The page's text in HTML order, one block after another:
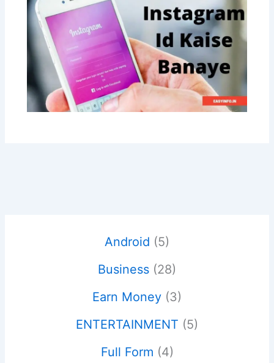
Android (5)
Business (28)
Earn Money (3)
ENTERTAINMENT (5)
Full Form (4)